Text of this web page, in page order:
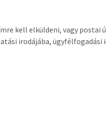
kell elküldeni, vagy postai
irodájába, ügyfélfogadási